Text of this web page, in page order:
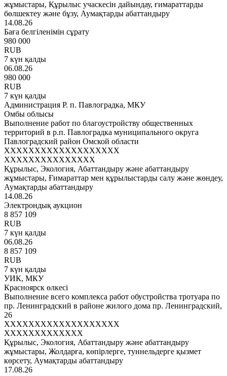
жұмыстары, Құрылыс учаскесін дайындау, ғимараттарды
бөлшектеу және бұзу, Аумақтарды абаттандыру
14.08.26
Баға белгіленімін сұрату
980 000
RUB
7 күн қалды
06.08.26
980 000
RUB
7 күн қалды
Администрация Р. п. Павлоградка, МКУ
Омбы облысы
Выполнение работ по благоустройству общественных
территорий в р.п. Павлоградка муниципального округа
Павлоградский район Омской области
XXXXXXXXXXXXXXXXXXX
XXXXXXXXXXXXXXX
Құрылыс, Экология, Абаттандыру және абаттандыру
жұмыстары, Ғимараттар мен құрылыстарды салу және жөндеу,
Аумақтарды абаттандыру
14.08.26
Электрондық аукцион
8 857 109
RUB
7 күн қалды
06.08.26
8 857 109
RUB
7 күн қалды
УИК, МКУ
Красноярск өлкесі
Выполнение всего комплекса работ обустройства тротуара по
пр. Ленинградский в районе жилого дома пр. Ленинградский,
26
XXXXXXXXXXXXXXXXXXX
XXXXXXXXXXXXX
Құрылыс, Экология, Абаттандыру және абаттандыру
жұмыстары, Жолдарға, көпірлерге, туннельдерге қызмет
көрсету, Аумақтарды абаттандыру
17.08.26